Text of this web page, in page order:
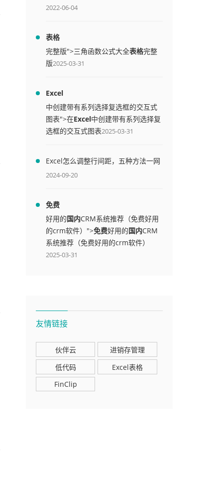
免费永久激活码）
2022-06-04
表格
完整版">三角函数公式大全表格完整
版2025-03-31
Excel
中创建带有系列选择复选框的交互式
图表">在Excel中创建带有系列选择复
选框的交互式图表2025-03-31
Excel怎么调整行间距，五种方法一网
打尽
2024-09-20
免费
好用的国内CRM系统推荐（免费好用
的crm软件）">免费好用的国内CRM
系统推荐（免费好用的crm软件）
2025-03-31
友情链接
伙伴云
进销存管理
低代码
Excel表格
FinClip